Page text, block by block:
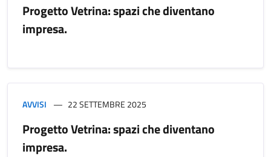
Progetto Vetrina: spazi che diventano
impresa.
AVVISI 22 SETTEMBRE 2025
Progetto Vetrina: spazi che diventano
impresa.